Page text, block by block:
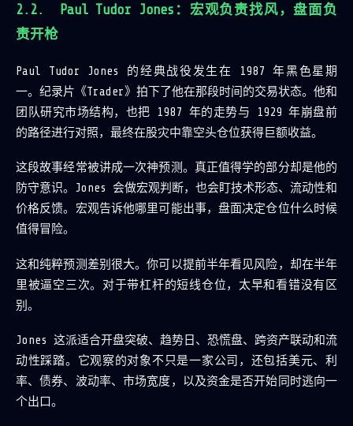
Paul Tudor Jones：宏观负责找风，盘面负
责开枪
Paul Tudor Jones 的经典战役发生在 1987 年黑色星期
一。纪录片《Trader》拍下了他在那段时间的交易状态。他和
团队研究市场结构，也把 1987 年的走势与 1929 年崩盘前
的路径进行对照，最终在股灾中靠空头仓位获得巨额收益。
这段故事经常被讲成一次神预测。真正值得学的部分却是他的
防守意识。Jones 会做宏观判断，也会盯技术形态、流动性和
价格反馈。宏观告诉他哪里可能出事，盘面决定仓位什么时候
值得冒险。
这和纯粹预测差别很大。你可以提前半年看见风险，却在半年
里被逼空三次。对于带杠杆的短线仓位，太早和看错没有区
别。
Jones 这派适合开盘突破、趋势日、恐慌盘、跨资产联动和流
动性踩踏。它观察的对象不只是一家公司，还包括美元、利
率、债券、波动率、市场宽度，以及资金是否开始同时逃向一
个出口。